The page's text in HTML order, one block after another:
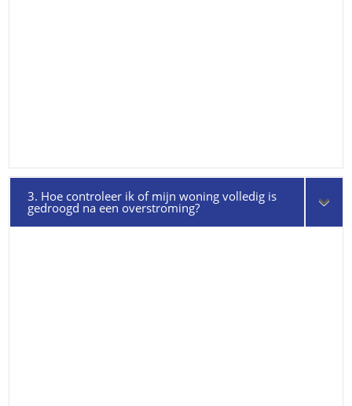
3. Hoe controleer ik of mijn woning volledig is
gedroogd na een overstroming?